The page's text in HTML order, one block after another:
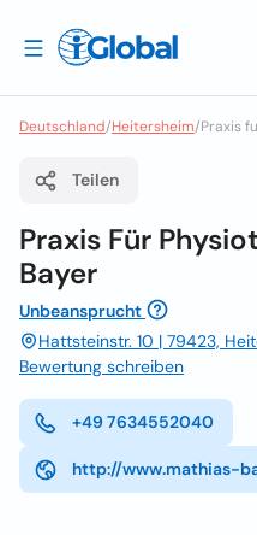
Deutschland/Heitersheim/Praxis
Teilen
Praxis Für
Bayer
Unbeansprucht
Hattsteinstr. 10 | 79423,
Bewertung schreiben
+49 7634552040
http://www.mathias-